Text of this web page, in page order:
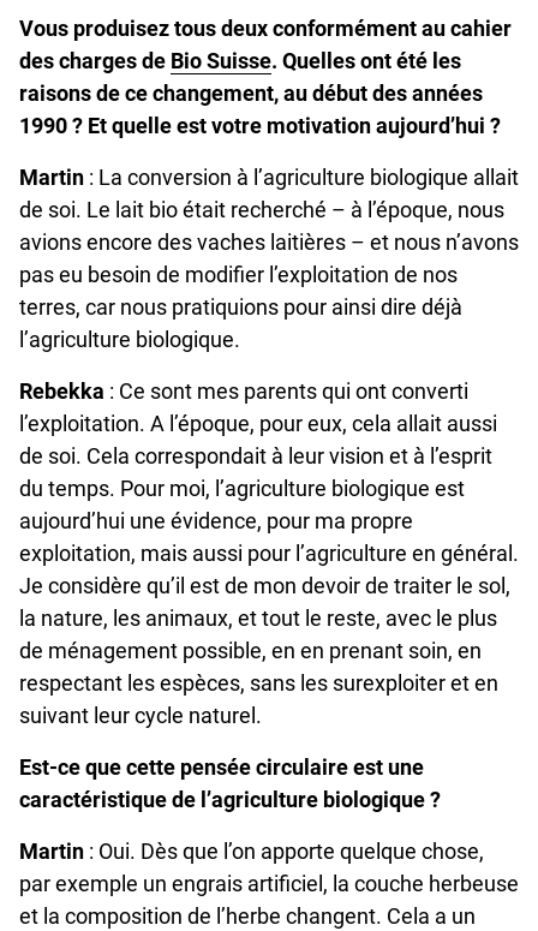
Vous produisez tous deux conformément au cahier
des charges de Bio Suisse. Quelles ont été les
raisons de ce changement, au début des années
1990 ? Et quelle est votre motivation aujourd’hui ?
Martin : La conversion à l’agriculture biologique allait
de soi. Le lait bio était recherché – à l’époque, nous
avions encore des vaches laitières – et nous n’avons
pas eu besoin de modifier l’exploitation de nos
terres, car nous pratiquions pour ainsi dire déjà
l’agriculture biologique.
Rebekka : Ce sont mes parents qui ont converti
l’exploitation. A l’époque, pour eux, cela allait aussi
de soi. Cela correspondait à leur vision et à l’esprit
du temps. Pour moi, l’agriculture biologique est
aujourd’hui une évidence, pour ma propre
exploitation, mais aussi pour l’agriculture en général.
Je considère qu’il est de mon devoir de traiter le sol,
la nature, les animaux, et tout le reste, avec le plus
de ménagement possible, en en prenant soin, en
respectant les espèces, sans les surexploiter et en
suivant leur cycle naturel.
Est-ce que cette pensée circulaire est une
caractéristique de l’agriculture biologique ?
Martin : Oui. Dès que l’on apporte quelque chose,
par exemple un engrais artificiel, la couche herbeuse
et la composition de l’herbe changent. Cela a un